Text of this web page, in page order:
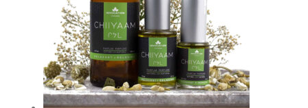
être
choisies
sur
la
page
du
produit